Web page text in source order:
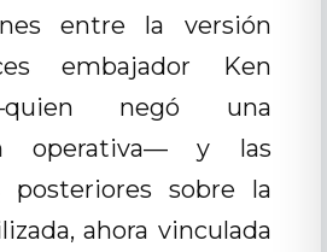
entre la versión
embajador Ken
negó una
operativa— y las
posteriores sobre la
ahora vinculada